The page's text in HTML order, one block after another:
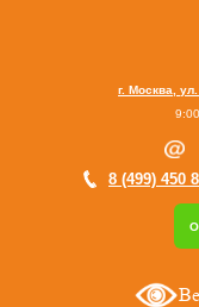
г. Москва,
8 (499) 450